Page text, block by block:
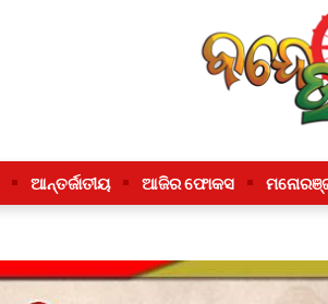
ଆନ୍ତର୍ଜାତୀୟ ଆଜିର ଫୋକସ